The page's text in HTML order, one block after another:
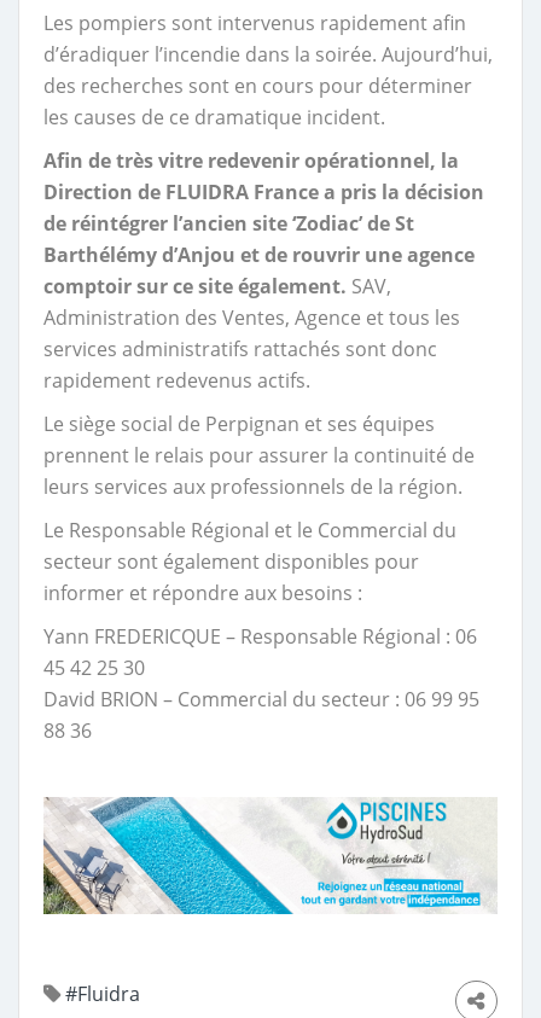
Les pompiers sont intervenus rapidement afin
d’éradiquer l’incendie dans la soirée. Aujourd’hui,
des recherches sont en cours pour déterminer
les causes de ce dramatique incident.
Afin de très vitre redevenir opérationnel, la
Direction de FLUIDRA France a pris la décision
de réintégrer l’ancien site ‘Zodiac’ de St
Barthélémy d’Anjou et de rouvrir une agence
comptoir sur ce site également. SAV,
Administration des Ventes, Agence et tous les
services administratifs rattachés sont donc
rapidement redevenus actifs.
Le siège social de Perpignan et ses équipes
prennent le relais pour assurer la continuité de
leurs services aux professionnels de la région.
Le Responsable Régional et le Commercial du
secteur sont également disponibles pour
informer et répondre aux besoins :
Yann FREDERICQUE – Responsable Régional : 06
45 42 25 30
David BRION – Commercial du secteur : 06 99 95
88 36
#Fluidra